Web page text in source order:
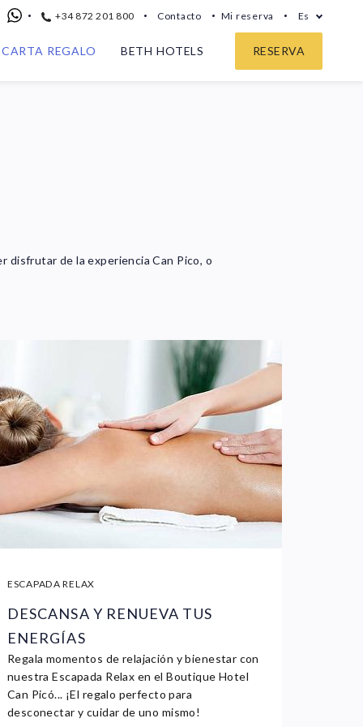
+34 872 201 800 Contacto Mi reserva Es
CARTA REGALO BETH HOTELS RESERVA
disfrutar de la experiencia Can Pico, o
ESCAPADA RELAX
DESCANSA Y RENUEVA TUS
ENERGÍAS
Regala momentos de relajación y bienestar con
nuestra Escapada Relax en el Boutique Hotel
Can Picó... ¡El regalo perfecto para
desconectar y cuidar de uno mismo!